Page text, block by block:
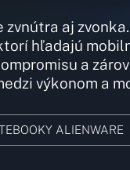
zvnútra aj
hľadajú
a
výkonom a
ALIENWARE